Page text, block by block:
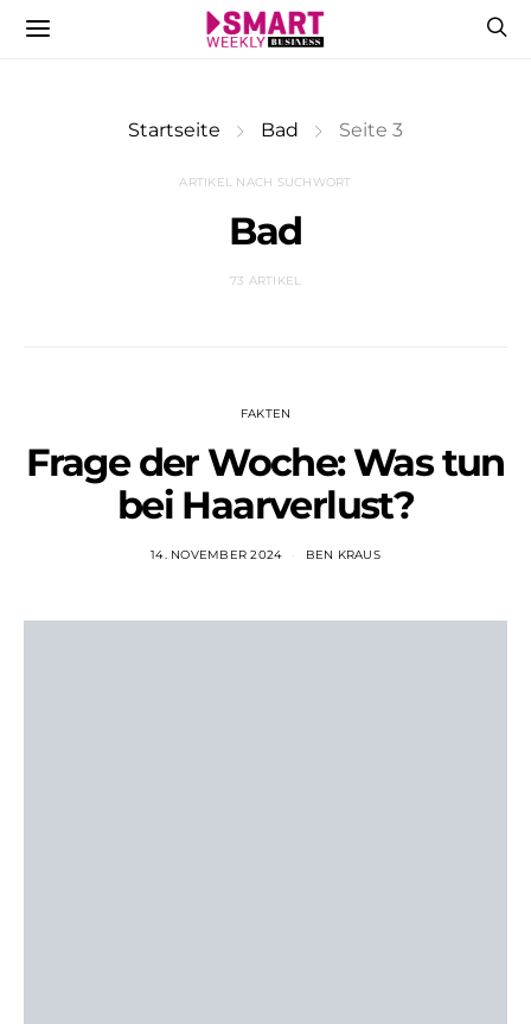
Startseite Bad Seite 3
ARTIKEL NACH SUCHWORT
Bad
73 ARTIKEL
FAKTEN
Frage der Woche: Was tun
bei Haarverlust?
14. NOVEMBER 2024 BEN KRAUS